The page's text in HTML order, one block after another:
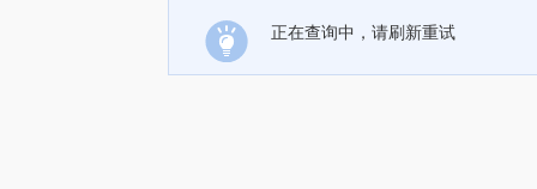
正在查询中，请刷新重试